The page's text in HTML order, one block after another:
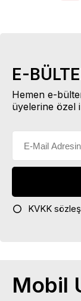
E-
Hemen e-
üyelerine özel
KVKK
Mobil